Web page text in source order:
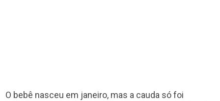
O bebê nasceu em janeiro, mas a cauda só foi